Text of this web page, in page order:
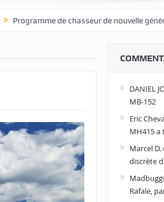
de chasseur de nouvelle génération
DANIEL
MB-152
Eric
MH415 a
Marcel D.
discrète
Rafale,